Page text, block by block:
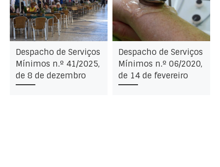
Despacho de Serviços
Mínimos n.º 41/2025,
de 8 de dezembro
Despacho de Serviços
Mínimos n.º 06/2020,
de 14 de fevereiro